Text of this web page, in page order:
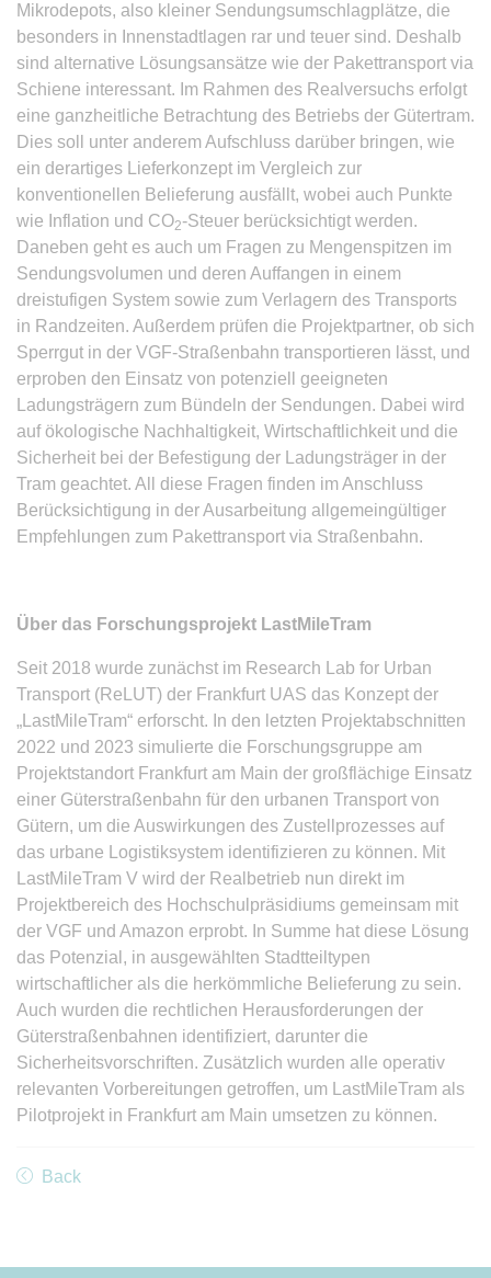
Mikrodepots, also kleiner Sendungsumschlagplätze, die
besonders in Innenstadtlagen rar und teuer sind. Deshalb
sind alternative Lösungsansätze wie der Pakettransport via
Schiene interessant. Im Rahmen des Realversuchs erfolgt
eine ganzheitliche Betrachtung des Betriebs der Gütertram.
Dies soll unter anderem Aufschluss darüber bringen, wie
ein derartiges Lieferkonzept im Vergleich zur
konventionellen Belieferung ausfällt, wobei auch Punkte
wie Inflation und CO2-Steuer berücksichtigt werden.
Daneben geht es auch um Fragen zu Mengenspitzen im
Sendungsvolumen und deren Auffangen in einem
dreistufigen System sowie zum Verlagern des Transports
in Randzeiten. Außerdem prüfen die Projektpartner, ob sich
Sperrgut in der VGF-Straßenbahn transportieren lässt, und
erproben den Einsatz von potenziell geeigneten
Ladungsträgern zum Bündeln der Sendungen. Dabei wird
auf ökologische Nachhaltigkeit, Wirtschaftlichkeit und die
Sicherheit bei der Befestigung der Ladungsträger in der
Tram geachtet. All diese Fragen finden im Anschluss
Berücksichtigung in der Ausarbeitung allgemeingültiger
Empfehlungen zum Pakettransport via Straßenbahn.
Über das Forschungsprojekt LastMileTram
Seit 2018 wurde zunächst im Research Lab for Urban
Transport (ReLUT) der Frankfurt UAS das Konzept der
„LastMileTram“ erforscht. In den letzten Projektabschnitten
2022 und 2023 simulierte die Forschungsgruppe am
Projektstandort Frankfurt am Main der großflächige Einsatz
einer Güterstraßenbahn für den urbanen Transport von
Gütern, um die Auswirkungen des Zustellprozesses auf
das urbane Logistiksystem identifizieren zu können. Mit
LastMileTram V wird der Realbetrieb nun direkt im
Projektbereich des Hochschulpräsidiums gemeinsam mit
der VGF und Amazon erprobt. In Summe hat diese Lösung
das Potenzial, in ausgewählten Stadtteiltypen
wirtschaftlicher als die herkömmliche Belieferung zu sein.
Auch wurden die rechtlichen Herausforderungen der
Güterstraßenbahnen identifiziert, darunter die
Sicherheitsvorschriften. Zusätzlich wurden alle operativ
relevanten Vorbereitungen getroffen, um LastMileTram als
Pilotprojekt in Frankfurt am Main umsetzen zu können.
Back